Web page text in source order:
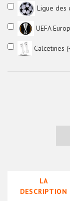
Ligue des
UEFA
Calcetines
LA
DESCRIPTION